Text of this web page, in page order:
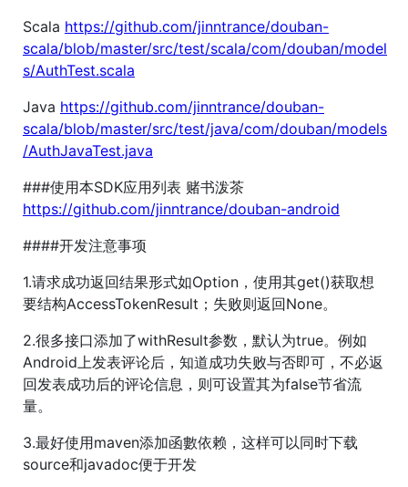
Scala https://github.com/jinntrance/douban-
scala/blob/master/src/test/scala/com/douban/model
s/AuthTest.scala
Java https://github.com/jinntrance/douban-
scala/blob/master/src/test/java/com/douban/models
/AuthJavaTest.java
###使用本SDK应用列表 赌书泼茶
https://github.com/jinntrance/douban-android
####开发注意事项
1.请求成功返回结果形式如Option，使用其get()获取想
要结构AccessTokenResult；失败则返回None。
2.很多接口添加了withResult参数，默认为true。例如
Android上发表评论后，知道成功失败与否即可，不必返
回发表成功后的评论信息，则可设置其为false节省流
量。
3.最好使用maven添加函數依赖，这样可以同时下载
source和javadoc便于开发